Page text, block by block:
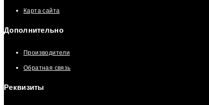
Карта сайта
Дополнительно
Производители
Обратная связь
Реквизиты